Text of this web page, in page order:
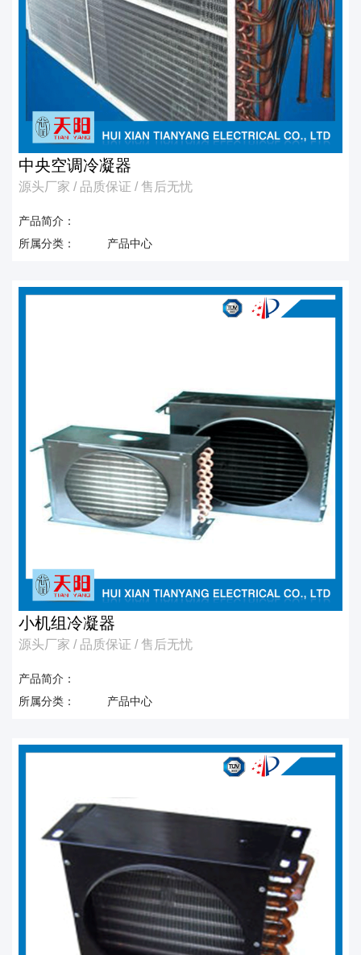
中央空调冷凝器
源头厂家 / 品质保证 / 售后无忧
产品简介：
所属分类：
产品中心
小机组冷凝器
源头厂家 / 品质保证 / 售后无忧
产品简介：
所属分类：
产品中心